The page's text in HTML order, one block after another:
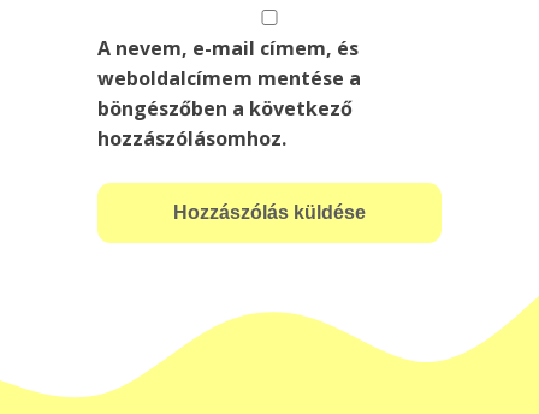
A nevem, e-mail címem, és
weboldalcímem mentése a
böngészőben a következő
hozzászólásomhoz.